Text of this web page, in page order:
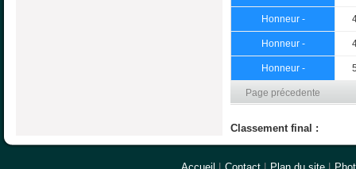
Honneur -
Honneur -
Honneur -
Page précedente
Classement final :